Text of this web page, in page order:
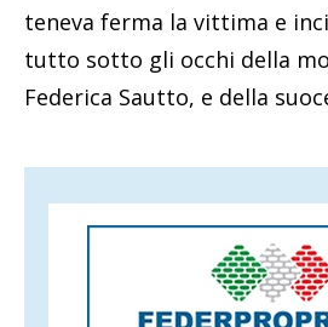
teneva ferma la vittima e
tutto sotto gli occhi della
Federica Sautto, e della